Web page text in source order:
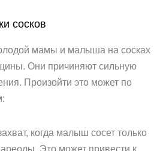
сосков
мамы и малыша на сосках
Они причиняют сильную
Произойти это может по
когда малыш сосет только
ареолы. Это может привести к